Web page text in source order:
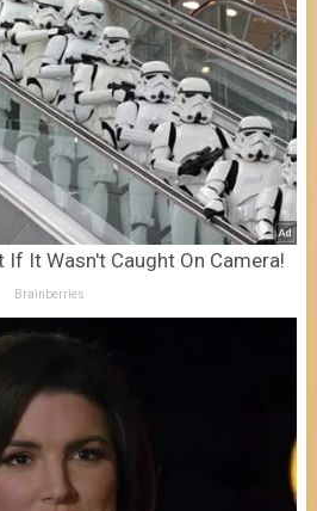
If It Wasn't Caught On Camera!
Brainberries